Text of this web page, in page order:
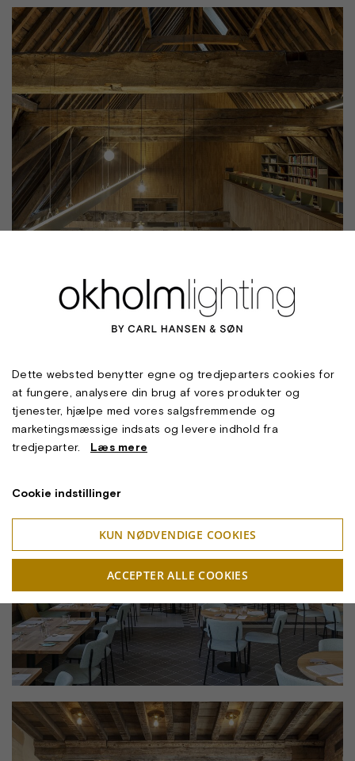
Dette websted benytter egne og tredjeparters cookies for
at fungere, analysere din brug af vores produkter og
tjenester, hjælpe med vores salgsfremmende og
marketingsmæssige indsats og levere indhold fra
tredjeparter. Læs mere
Cookie indstillinger
KUN NØDVENDIGE COOKIES
ACCEPTER ALLE COOKIES